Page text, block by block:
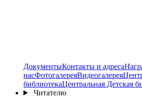
ДокументыКонтакты и адреса
насФотогалереяВидеогалерея
библиотекаЦентральная Детская
Читателю